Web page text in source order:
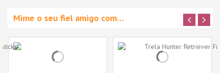
Mime o seu fiel amigo com…